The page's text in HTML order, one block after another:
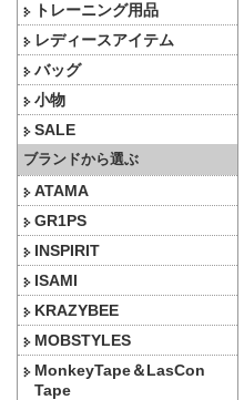
トレーニング用品
レディースアイテム
バッグ
小物
SALE
ブランドから選ぶ
ATAMA
GR1PS
INSPIRIT
ISAMI
KRAZYBEE
MOBSTYLES
MonkeyTape＆LasCon
Tape